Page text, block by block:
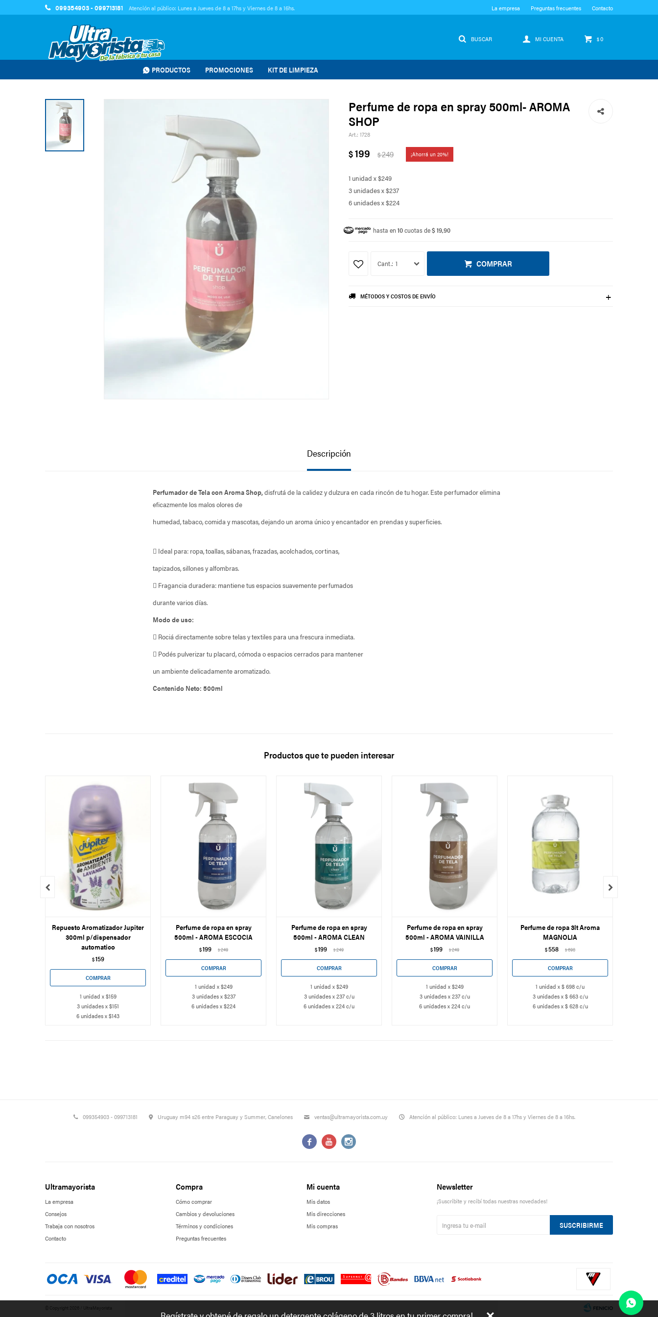
PRODUCTOS PROMOCIONES KIT DE LIMPIEZA
$0
099354903 - 099713181 Atención al público: Lunes a Jueves de 8 a 17hs y Viernes de 8 a 16hs. La empresa Preguntas frecuentes Contacto
Perfume de ropa en spray 500ml- AROMA
SHOP
1728
$199 $249 20
1 unidad x $249
3 unidades x $237
6 unidades x $224
hasta en 10cuotas de$ 19,90
1 COMPRAR
MÉTODOS Y COSTOS DE ENVÍO
Descripción
Perfumador de Tela con Aroma Shop,disfrutá de la calidez y dulzura en cada rincón de tu hogar. Este perfumador elimina
eficazmente los malos olores de
humedad, tabaco, comida y mascotas, dejando un aroma único y encantador en prendas y superficies.
 Ideal para: ropa, toallas, sábanas, frazadas, acolchados, cortinas,
tapizados, sillones y alfombras.
 Fragancia duradera: mantiene tus espacios suavemente perfumados
durante varios días.
Modo de uso:
 Rociá directamente sobre telas y textiles para una frescura inmediata.
 Podés pulverizar tu placard, cómoda o espacios cerrados para mantener
un ambiente delicadamente aromatizado.
Contenido Neto: 500ml
Productos que te pueden interesar
Repuesto Aromatizador Jupiter
300ml p/dispensador
automatico
$159
1 unidad x $159
3 unidades x $151
6 unidades x $143
Perfume de ropa en spray
500ml - AROMA ESCOCIA
$199 $249
1 unidad x $249
3 unidades x $237
6 unidades x $224
Perfume de ropa en spray
500ml - AROMA CLEAN
$199 $249
1 unidad x $249
3 unidades x 237 c/u
6 unidades x 224 c/u
Perfume de ropa en spray
500ml - AROMA VAINILLA
$199 $249
1 unidad x $249
3 unidades x 237 c/u
6 unidades x 224 c/u
Perfume de ropa 3lt Aroma
MAGNOLIA
$558 $698
1 unidad x $ 698 c/u
3 unidades x $ 663 c/u
6 unidades x $ 628 c/u
 
099354903 - 099713181 Uruguay m94 s26 entre Paraguay y Summer, Canelones ventas@ultramayorista.com.uy Atención al público: Lunes a Jueves de 8 a 17hs y Viernes de 8 a 16hs.
  
Ultramayorista
La empresa
Consejos
Trabaja con nosotros
Contacto
Compra
Cómo comprar
Cambios y devoluciones
Términos y condiciones
Preguntas frecuentes
Mi cuenta
Mis datos
Mis direcciones
Mis compras
Newsletter
¡Suscribite y recibí todas nuestras novedades!
SUSCRIBIRME
© Copyright 2026 / UltraMayorista